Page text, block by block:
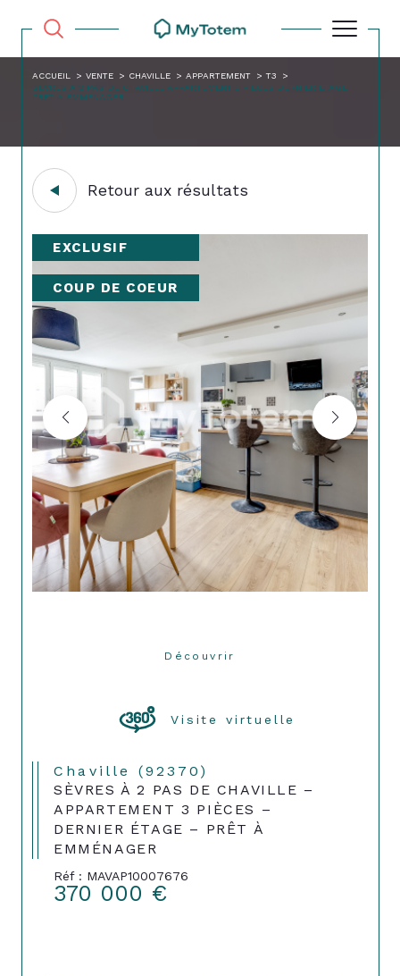
ACCUEIL VENTE CHAVILLE APPARTEMENT
T3
SEVRES A 2 PAS DE CHAVILLE APPARTEMENT 3 PIECES DERNIER ETAGE
PRET A EMMENAGER
Retour aux résultats
EXCLUSIF
COUP DE COEUR
Découvrir
Visite virtuelle
Chaville (92370)
SÈVRES À 2 PAS DE CHAVILLE –
APPARTEMENT 3 PIÈCES –
DERNIER ÉTAGE – PRÊT À
EMMÉNAGER
Réf : MAVAP10007676
370 000 €